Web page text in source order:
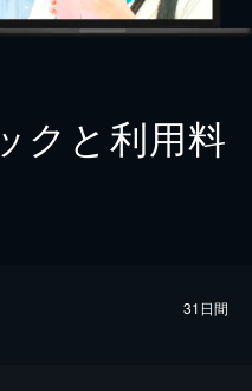
クと利用料
31日間